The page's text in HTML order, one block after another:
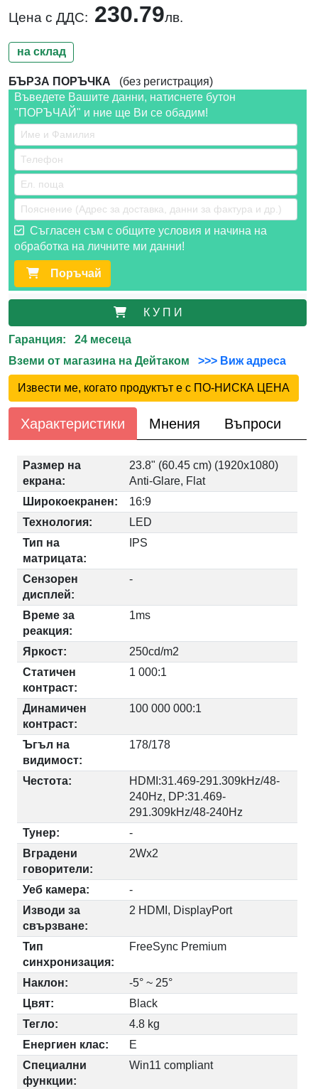
Цена с ДДС: 230.79лв.
на склад
БЪРЗА ПОРЪЧКА (без регистрация)
Въведете Вашите данни, натиснете бутон
"ПОРЪЧАЙ" и ние ще Ви се обадим!
Съгласен съм с общите условия и начина на
обработка на личните ми данни!
Поръчай
К У П И
Гаранция: 24 месеца
Вземи от магазина на Дейтаком
>>> Виж адреса
Извести ме, когато продуктът е с ПО-НИСКА ЦЕНА
Характеристики Мнения Въпроси
Размер на
екрана:
23.8" (60.45 cm) (1920x1080)
Anti-Glare, Flat
Широкоекранен:
16:9
Технология:
LED
Тип на
матрицата:
IPS
Сензорен
дисплей:
-
Време за
реакция:
1ms
Яркост:
250cd/m2
Статичен
контраст:
1 000:1
Динамичен
контраст:
100 000 000:1
Ъгъл на
видимост:
178/178
Честота:
HDMI:31.469-291.309kHz/48-
240Hz, DP:31.469-
291.309kHz/48-240Hz
Тунер:
-
Вградени
говорители:
2Wx2
Уеб камера:
-
Изводи за
свързване:
2 HDMI, DisplayPort
Тип
синхронизация:
FreeSync Premium
Наклон:
-5° ~ 25°
Цвят:
Black
Тегло:
4.8 kg
Енергиен клас:
E
Специални
функции:
Win11 compliant